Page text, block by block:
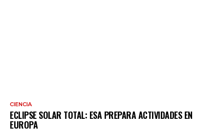
CIENCIA
ECLIPSE SOLAR TOTAL: ESA PREPARA ACTIVIDADES EN
EUROPA